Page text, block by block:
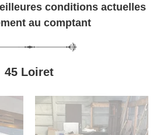
conditions actuelles
au comptant
45 Loiret